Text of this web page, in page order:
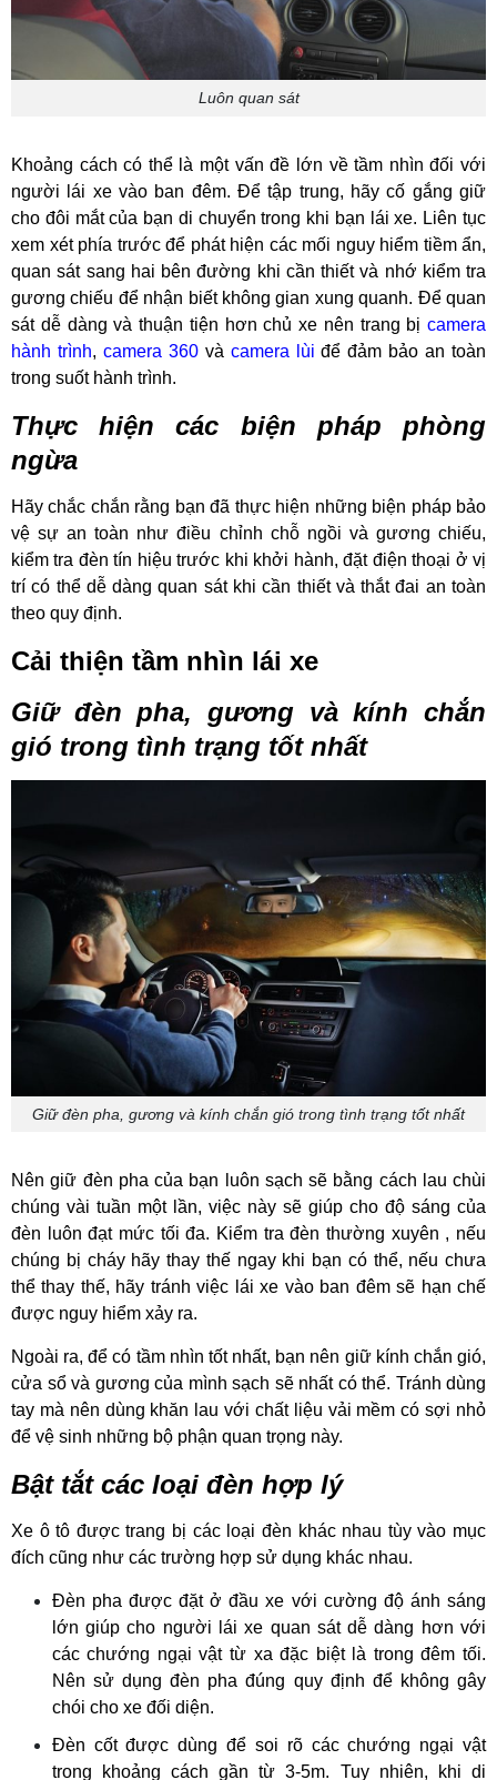
Luôn quan sát
Khoảng cách có thể là một vấn đề lớn về tầm nhìn đối với
người lái xe vào ban đêm. Để tập trung, hãy cố gắng giữ
cho đôi mắt của bạn di chuyển trong khi bạn lái xe. Liên tục
xem xét phía trước để phát hiện các mối nguy hiểm tiềm ẩn,
quan sát sang hai bên đường khi cần thiết và nhớ kiểm tra
gương chiếu để nhận biết không gian xung quanh. Để quan
sát dễ dàng và thuận tiện hơn chủ xe nên trang bị camera
hành trình, camera 360và camera lùi để đảm bảo an toàn
trong suốt hành trình.
Thực hiện các biện pháp phòng
ngừa
Hãy chắc chắn rằng bạn đã thực hiện những biện pháp bảo
vệ sự an toàn như điều chỉnh chỗ ngồi và gương chiếu,
kiểm tra đèn tín hiệu trước khi khởi hành, đặt điện thoại ở vị
trí có thể dễ dàng quan sát khi cần thiết và thắt đai an toàn
theo quy định.
Cải thiện tầm nhìn lái xe
Giữ đèn pha, gương và kính chắn
gió trong tình trạng tốt nhất
Giữ đèn pha, gương và kính chắn gió trong tình trạng tốt nhất
Nên giữ đèn pha của bạn luôn sạch sẽ bằng cách lau chùi
chúng vài tuần một lần, việc này sẽ giúp cho độ sáng của
đèn luôn đạt mức tối đa. Kiểm tra đèn thường xuyên , nếu
chúng bị cháy hãy thay thế ngay khi bạn có thể, nếu chưa
thể thay thế, hãy tránh việc lái xe vào ban đêm sẽ hạn chế
được nguy hiểm xảy ra.
Ngoài ra, để có tầm nhìn tốt nhất, bạn nên giữ kính chắn gió,
cửa sổ và gương của mình sạch sẽ nhất có thể. Tránh dùng
tay mà nên dùng khăn lau với chất liệu vải mềm có sợi nhỏ
để vệ sinh những bộ phận quan trọng này.
Bật tắt các loại đèn hợp lý
Xe ô tô được trang bị các loại đèn khác nhau tùy vào mục
đích cũng như các trường hợp sử dụng khác nhau.
Đèn pha được đặt ở đầu xe với cường độ ánh sáng
lớn giúp cho người lái xe quan sát dễ dàng hơn với
các chướng ngại vật từ xa đặc biệt là trong đêm tối.
Nên sử dụng đèn pha đúng quy định để không gây
chói cho xe đối diện.
Đèn cốt được dùng để soi rõ các chướng ngại vật
trong khoảng cách gần từ 3-5m. Tuy nhiên, khi di